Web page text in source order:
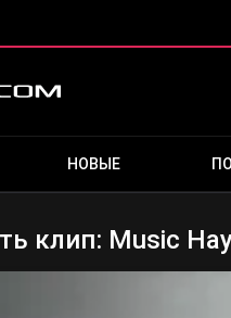
НОВЫЕ
клип: Music